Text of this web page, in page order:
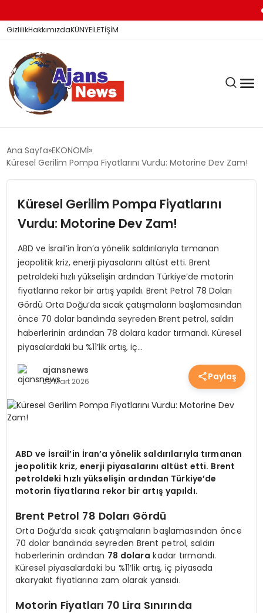
GizlilikHakkımızdaKÜNYEİLETİŞİM
KÖŞE YAZILARI
YEREL HABERLER
EKONOMİ
EĞİTİM
GÜNDEM
SAĞLIK
SPOR
Ana Sayfa EKONOMİ
Küresel Gerilim Pompa Fiyatlarını Vurdu: Motorine Dev Zam!
Küresel Gerilim Pompa Fiyatlarını
Vurdu: Motorine Dev Zam!
ABD ve İsrail’in İran’a yönelik saldırılarıyla tırmanan
jeopolitik kriz, enerji piyasalarını altüst etti. Brent
petroldeki hızlı yükselişin ardından Türkiye’de motorin
fiyatlarına rekor bir artış yapıldı. Brent Petrol 78 Doları
Gördü Orta Doğu’da sıcak çatışmaların başlamasından
önce 70 dolar bandında seyreden Brent petrol, saldırı
haberlerinin ardından 78 dolara kadar tırmandı. Küresel
piyasalardaki bu %11’lik artış, iç…
ajansnews
03 Mart 2026 Paylaş
ABD ve İsrail’in İran’a yönelik saldırılarıyla tırmanan
jeopolitik kriz, enerji piyasalarını altüst etti. Brent
petroldeki hızlı yükselişin ardından Türkiye’de
motorin fiyatlarına rekor bir artış yapıldı.
Brent Petrol 78 Doları Gördü
Orta Doğu’da sıcak çatışmaların başlamasından önce
70 dolar bandında seyreden Brent petrol, saldırı
haberlerinin ardından 78 dolara kadar tırmandı.
Küresel piyasalardaki bu %11’lik artış, iç piyasada
akaryakıt fiyatlarına zam olarak yansıdı.
Motorin Fiyatları 70 Lira Sınırında